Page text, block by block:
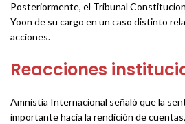
Posteriormente, el Tribunal
Yoon de su cargo en un caso distinto
acciones.
Reacciones
Amnistía Internacional señaló que la
importante hacia la rendición de